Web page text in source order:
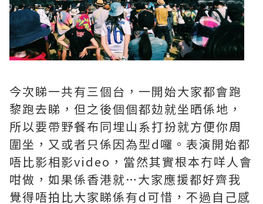
今次睇一共有三個台，一開始大家都會跑
黎跑去睇，但之後個個都攰就坐晒係地，
所以要帶野餐布同埋山系打扮就方便你周
圍坐，又或者只係因為型d囉。表演開始都
唔比影相影video，當然其實根本冇咩人會
咁做，如果係香港就…大家應援都好齊我
覺得唔拍比大家睇係有d可惜，不過自己感